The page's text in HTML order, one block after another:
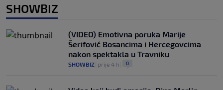
SHOWBIZ
(VIDEO) Emotivna poruka Marije
Šerifović Bosancima i Hercegovcima
nakon spektakla u Travniku
SHOWBIZ prije 4 h 0